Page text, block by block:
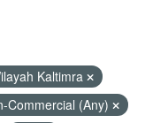
Kaltimra
Commercial (Any)